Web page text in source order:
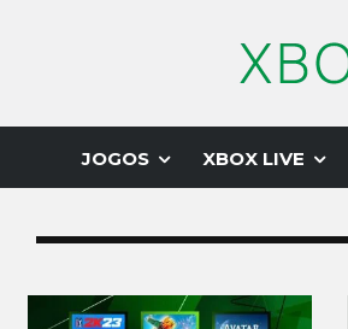
JOGOS XBOX LIVE